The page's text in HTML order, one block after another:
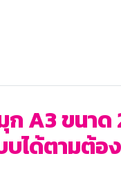
ก A3 ขนา
ได้ตามต้อ